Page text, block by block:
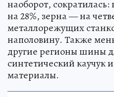
наоборот,
на 28%, зерна — на
металлорежущих
наполовину. Также
другие регионы шины
синтетический каучук
материалы.